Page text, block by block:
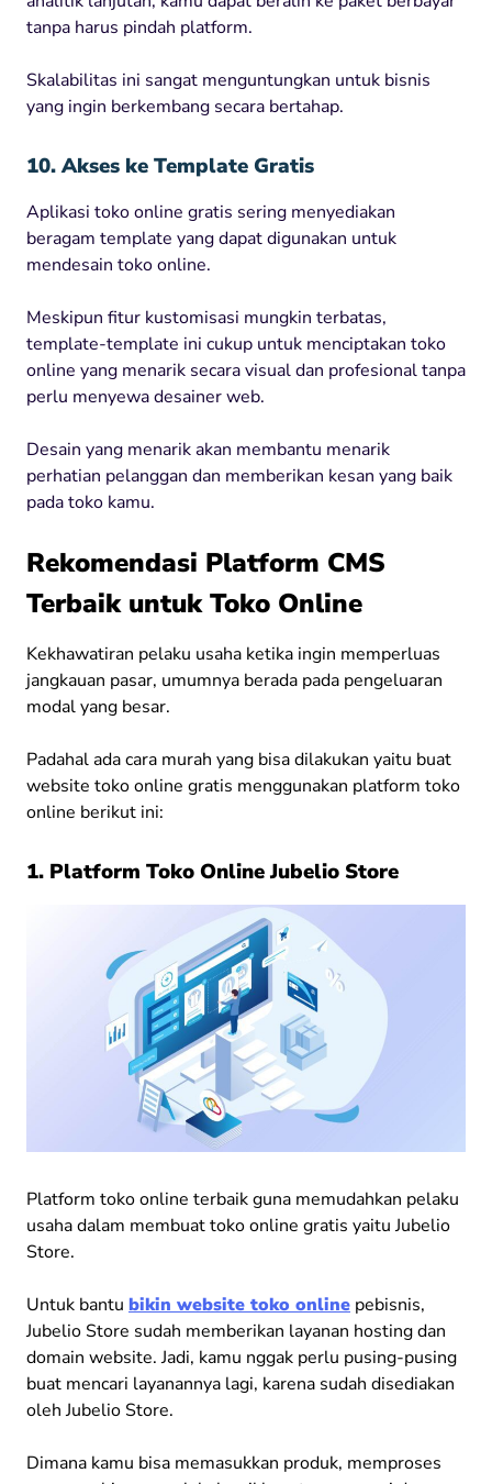
tanpa harus pindah platform.
Skalabilitas ini sangat menguntungkan untuk bisnis
yang ingin berkembang secara bertahap.
10. Akses ke Template Gratis
Aplikasi toko online gratis sering menyediakan
beragam template yang dapat digunakan untuk
mendesain toko online.
Meskipun fitur kustomisasi mungkin terbatas,
template-template ini cukup untuk menciptakan toko
online yang menarik secara visual dan profesional tanpa
perlu menyewa desainer web.
Desain yang menarik akan membantu menarik
perhatian pelanggan dan memberikan kesan yang baik
pada toko kamu.
Rekomendasi Platform CMS
Terbaik untuk Toko Online
Kekhawatiran pelaku usaha ketika ingin memperluas
jangkauan pasar, umumnya berada pada pengeluaran
modal yang besar.
Padahal ada cara murah yang bisa dilakukan yaitu buat
website toko online gratis menggunakan platform toko
online berikut ini:
1. Platform Toko Online Jubelio Store
Platform toko online terbaik guna memudahkan pelaku
usaha dalam membuat toko online gratis yaitu Jubelio
Store.
Untuk bantu bikin website toko online pebisnis,
Jubelio Store sudah memberikan layanan hosting dan
domain website. Jadi, kamu nggak perlu pusing-pusing
buat mencari layanannya lagi, karena sudah disediakan
oleh Jubelio Store.
Dimana kamu bisa memasukkan produk, memproses